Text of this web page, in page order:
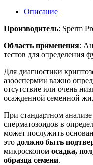
Описание
Производитель: Sperm
Область применения:
тестов для определения
Для диагностики
азооспермии важно
отсутствие или очень
осажденной семенной
При стандартном
сперматозоидов в
может послужить
это должно быть
микроскопом осадка,
образца семени.